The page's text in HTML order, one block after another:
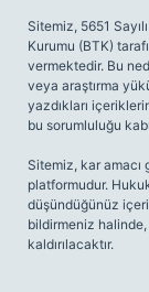
Sitemiz, 5651
Kurumu (BTK)
vermektedir. Bu
veya araştırma
yazdıkları
bu sorumluluğu
Sitemiz, kar
platformudur.
düşündüğünüz
bildirmeniz
kaldırılacaktır.